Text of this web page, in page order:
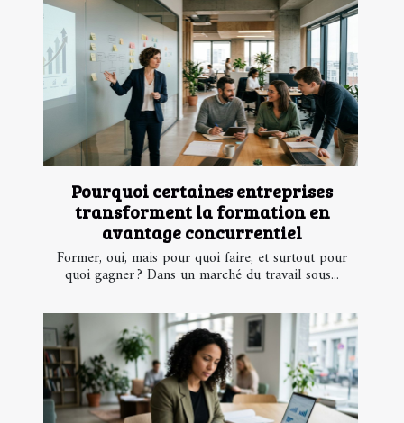
Pourquoi certaines entreprises
transforment la formation en
avantage concurrentiel
Former, oui, mais pour quoi faire, et surtout pour
quoi gagner ? Dans un marché du travail sous...